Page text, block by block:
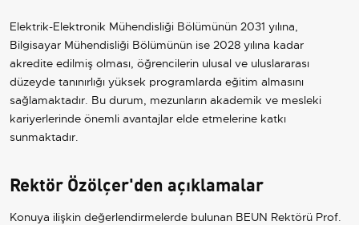
Elektrik-Elektronik Mühendisliği Bölümünün 2031 yılına,
Bilgisayar Mühendisliği Bölümünün ise 2028 yılına kadar
akredite edilmiş olması, öğrencilerin ulusal ve uluslararası
düzeyde tanınırlığı yüksek programlarda eğitim almasını
sağlamaktadır. Bu durum, mezunların akademik ve mesleki
kariyerlerinde önemli avantajlar elde etmelerine katkı
sunmaktadır.
Rektör Özölçer'den açıklamalar
Konuya ilişkin değerlendirmelerde bulunan BEUN Rektörü Prof.